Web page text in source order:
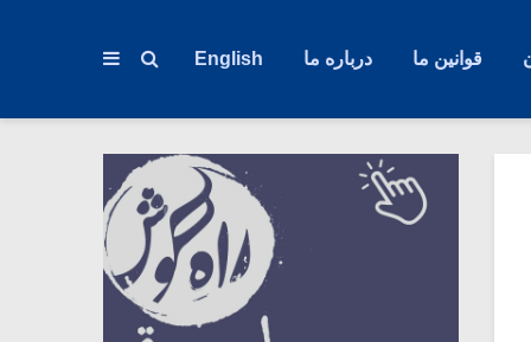
قوانین ما درباره ما English